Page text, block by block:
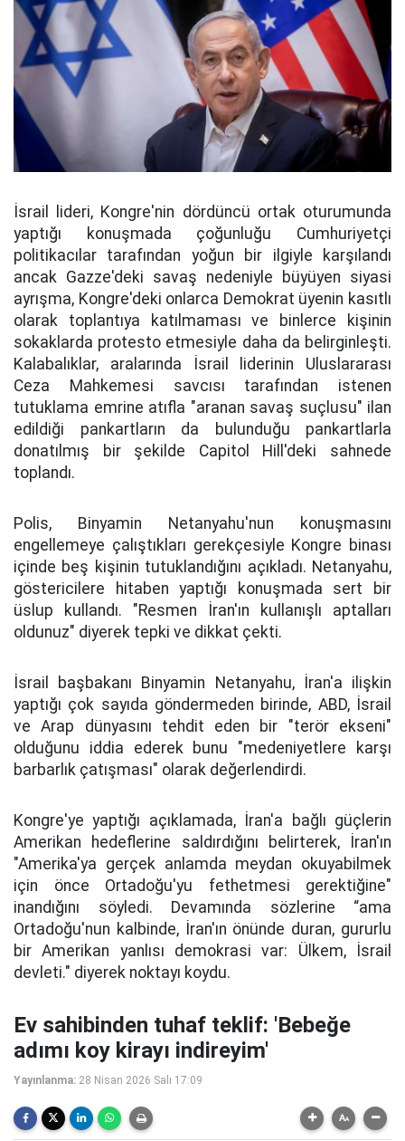
İsrail lideri, Kongre'nin dördüncü ortak oturumunda
yaptığı konuşmada çoğunluğu Cumhuriyetçi
politikacılar tarafından yoğun bir ilgiyle karşılandı
ancak Gazze'deki savaş nedeniyle büyüyen siyasi
ayrışma, Kongre'deki onlarca Demokrat üyenin kasıtlı
olarak toplantıya katılmaması ve binlerce kişinin
sokaklarda protesto etmesiyle daha da belirginleşti.
Kalabalıklar, aralarında İsrail liderinin Uluslararası
Ceza Mahkemesi savcısı tarafından istenen
tutuklama emrine atıfla "aranan savaş suçlusu" ilan
edildiği pankartların da bulunduğu pankartlarla
donatılmış bir şekilde Capitol Hill'deki sahnede
toplandı.
Polis, Binyamin Netanyahu'nun konuşmasını
engellemeye çalıştıkları gerekçesiyle Kongre binası
içinde beş kişinin tutuklandığını açıkladı. Netanyahu,
göstericilere hitaben yaptığı konuşmada sert bir
üslup kullandı. "Resmen İran'ın kullanışlı aptalları
oldunuz" diyerek tepki ve dikkat çekti.
İsrail başbakanı Binyamin Netanyahu, İran'a ilişkin
yaptığı çok sayıda göndermeden birinde, ABD, İsrail
ve Arap dünyasını tehdit eden bir "terör ekseni"
olduğunu iddia ederek bunu "medeniyetlere karşı
barbarlık çatışması" olarak değerlendirdi.
Kongre'ye yaptığı açıklamada, İran'a bağlı güçlerin
Amerikan hedeflerine saldırdığını belirterek, İran'ın
"Amerika'ya gerçek anlamda meydan okuyabilmek
için önce Ortadoğu'yu fethetmesi gerektiğine"
inandığını söyledi. Devamında sözlerine “ama
Ortadoğu'nun kalbinde, İran'ın önünde duran, gururlu
bir Amerikan yanlısı demokrasi var: Ülkem, İsrail
devleti." diyerek noktayı koydu.
Ev sahibinden tuhaf teklif: 'Bebeğe
adımı koy kirayı indireyim'
Yayınlanma: 28 Nisan 2026 Salı 17:09